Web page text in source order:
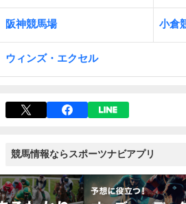
阪神競馬場 小倉
ウィンズ・エクセル
競馬情報ならスポーツナビアプリ